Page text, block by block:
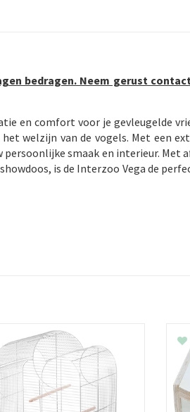
bedragen. Neem gerust
en comfort voor je gevleugelde
welzijn van de vogels. Met een
smaak en interieur. Met
is de Interzoo Vega de